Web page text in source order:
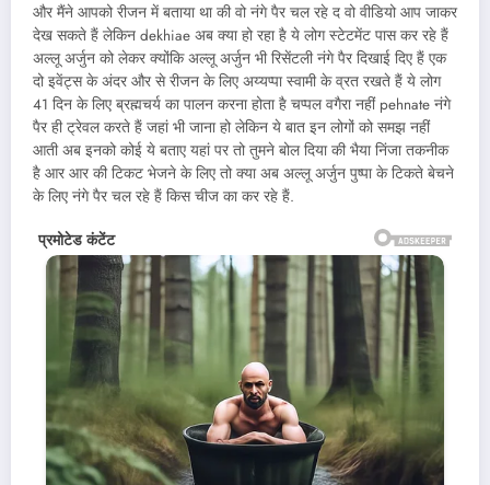
और मैंने आपको रीजन में बताया था की वो नंगे पैर चल रहे द वो वीडियो आप जाकर
देख सकते हैं लेकिन dekhiae अब क्या हो रहा है ये लोग स्टेटमेंट पास कर रहे हैं
अल्लू अर्जुन को लेकर क्योंकि अल्लू अर्जुन भी रिसेंटली नंगे पैर दिखाई दिए हैं एक
दो इवेंट्स के अंदर और से रीजन के लिए अय्यप्पा स्वामी के व्रत रखते हैं ये लोग
41 दिन के लिए ब्रह्मचर्य का पालन करना होता है चप्पल वगैरा नहीं pehnate नंगे
पैर ही ट्रेवल करते हैं जहां भी जाना हो लेकिन ये बात इन लोगों को समझ नहीं
आती अब इनको कोई ये बताए यहां पर तो तुमने बोल दिया की भैया निंजा तकनीक
है आर आर की टिकट भेजने के लिए तो क्या अब अल्लू अर्जुन पुष्पा के टिकते बेचने
के लिए नंगे पैर चल रहे हैं किस चीज का कर रहे हैं.